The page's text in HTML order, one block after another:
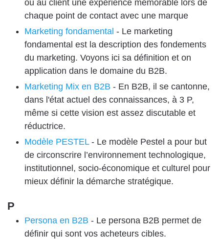
ou au client une expérience mémorable lors de
chaque point de contact avec une marque
Marketing fondamental - Le marketing
fondamental est la description des fondements
du marketing. Voyons ici sa définition et on
application dans le domaine du B2B.
Marketing Mix en B2B - En B2B, il se cantonne,
dans l'état actuel des connaissances, à 3 P,
même si cette vision est assez discutable et
réductrice.
Modèle PESTEL- Le modèle Pestel a pour but
de circonscrire l’environnement technologique,
institutionnel, socio-économique et culturel pour
mieux définir la démarche stratégique.
P
Persona en B2B - Le persona B2B permet de
définir qui sont vos acheteurs cibles.